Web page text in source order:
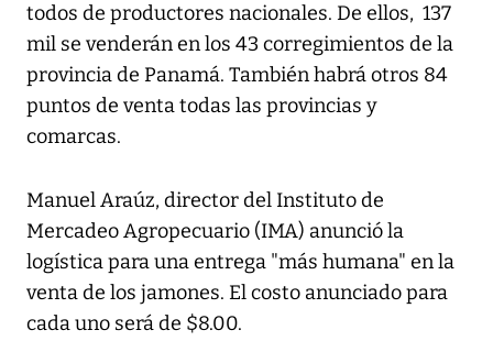
todos de productores nacionales. De ellos, 137
mil se venderán en los 43 corregimientos de la
provincia de Panamá. También habrá otros 84
puntos de venta todas las provincias y
comarcas.
Manuel Araúz, director del Instituto de
Mercadeo Agropecuario (IMA) anunció la
logística para una entrega "más humana" en la
venta de los jamones. El costo anunciado para
cada uno será de $8.00.